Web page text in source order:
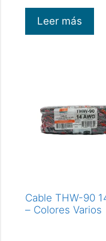
Leer más
Cable THW-90
– Colores Varios